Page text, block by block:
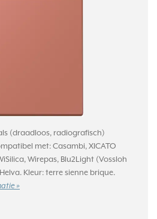
(draadloos, radiografisch)
met: Casambi, XICATO
Wirepas, Blu2Light (Vossloh
Kleur: terre sienne brique.
»